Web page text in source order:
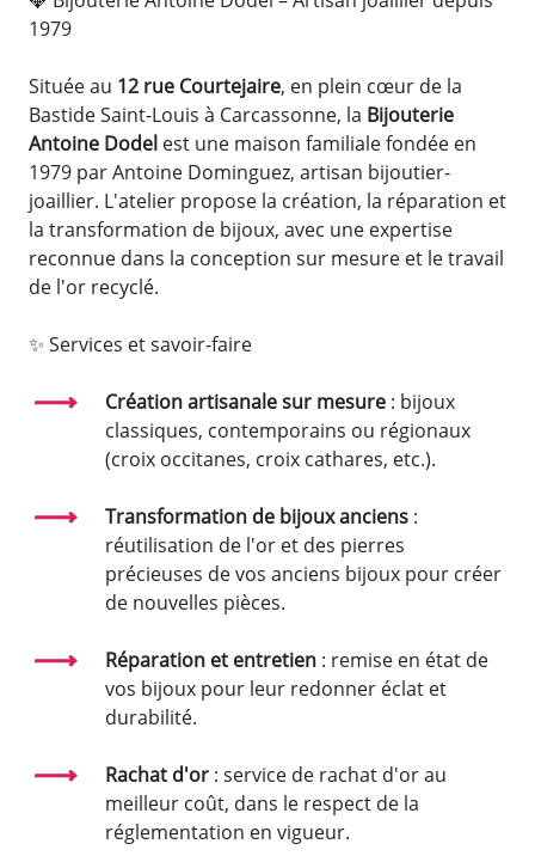
1979
Située au 12 rue Courtejaire, en plein cœur de la
Bastide Saint-Louis à Carcassonne, la Bijouterie
Antoine Dodel est une maison familiale fondée en
1979 par Antoine Dominguez, artisan bijoutier-
joaillier. L'atelier propose la création, la réparation et
la transformation de bijoux, avec une expertise
reconnue dans la conception sur mesure et le travail
de l'or recyclé.
✨ Services et savoir-faire
Création artisanale sur mesure : bijoux
classiques, contemporains ou régionaux
(croix occitanes, croix cathares, etc.).
Transformation de bijoux anciens :
réutilisation de l'or et des pierres
précieuses de vos anciens bijoux pour créer
de nouvelles pièces.
Réparation et entretien : remise en état de
vos bijoux pour leur redonner éclat et
durabilité.
Rachat d'or : service de rachat d'or au
meilleur coût, dans le respect de la
réglementation en vigueur.